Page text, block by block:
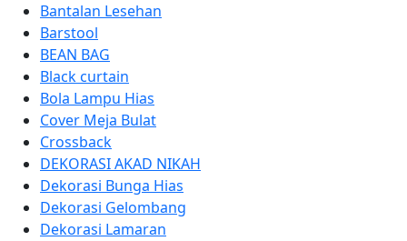
Bantalan Lesehan
Barstool
BEAN BAG
Black curtain
Bola Lampu Hias
Cover Meja Bulat
Crossback
DEKORASI AKAD NIKAH
Dekorasi Bunga Hias
Dekorasi Gelombang
Dekorasi Lamaran